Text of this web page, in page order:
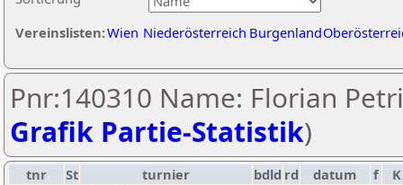
Vereinslisten:Wien Niederösterreich Burgenland
Pnr:140310 Name: Florian
Grafik Partie-Statistik)
tnr St turnier bdld rd datum f
K